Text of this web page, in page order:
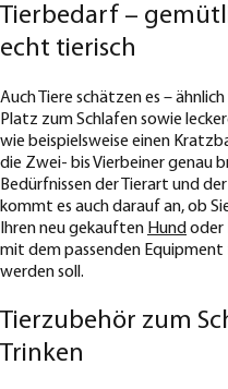
Tierbedarf –
echt tierisch
Auch Tiere schätzen es –
Platz zum Schlafen sowie
wie beispielsweise einen
die Zwei- bis Vierbeiner genau
Bedürfnissen der Tierart und
kommt es auch darauf an, ob
Ihren neu gekauften Hundoder
mit dem passenden
werden soll.
Tierzubehör zum
Trinken